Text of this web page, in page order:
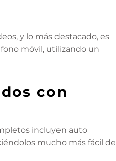
y lo más destacado, es
móvil, utilizando un
con
incluyen auto
mucho más fácil de